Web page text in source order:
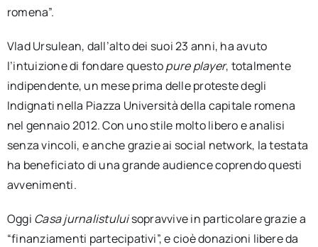
romena”.
Vlad Ursulean, dall’alto dei suoi 23 anni, ha avuto
l’intuizione di fondare questopure player, totalmente
indipendente, un mese prima delle proteste degli
Indignati nella Piazza Università della capitale romena
nel gennaio 2012. Con uno stile molto libero e analisi
senza vincoli, e anche grazie ai social network, la testata
ha beneficiato di una grande audience coprendo questi
avvenimenti.
Oggi Casa jurnalistuluisopravvive in particolare grazie a
“finanziamenti partecipativi”, e cioè donazioni libere da